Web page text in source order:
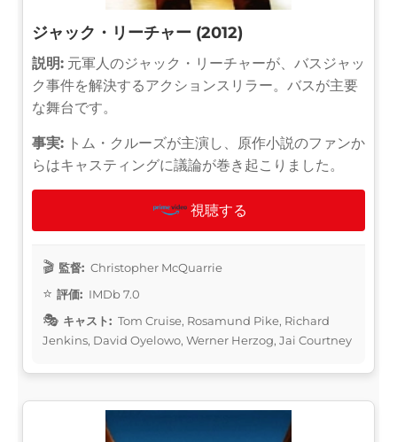
ジャック・リーチャー (2012)
説明: 元軍人のジャック・リーチャーが、バスジャッ
ク事件を解決するアクションスリラー。バスが主要
な舞台です。
事実: トム・クルーズが主演し、原作小説のファンか
らはキャスティングに議論が巻き起こりました。
視聴する
監督: Christopher McQuarrie
評価: IMDb 7.0
キャスト: Tom Cruise, Rosamund Pike, Richard
Jenkins, David Oyelowo, Werner Herzog, Jai Courtney